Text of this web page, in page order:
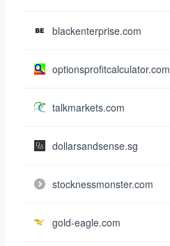
blackenterprise.com
optionsprofitcalculator.com
talkmarkets.com
dollarsandsense.sg
stocknessmonster.com
gold-eagle.com